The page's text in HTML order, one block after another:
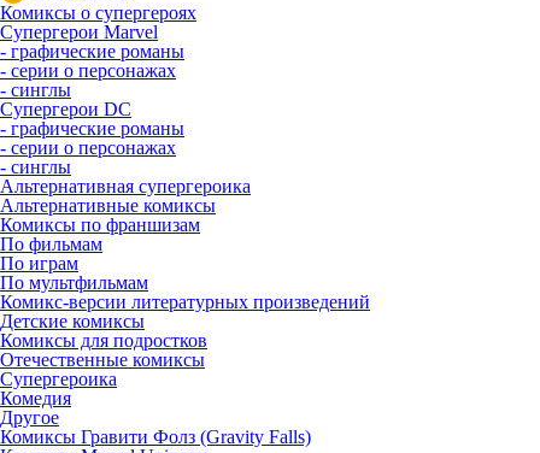
Комиксы о супергероях
Супергерои Marvel
- графические романы
- серии о персонажах
- синглы
Супергерои DC
- графические романы
- серии о персонажах
- синглы
Альтернативная супергероика
Альтернативные комиксы
Комиксы по франшизам
По фильмам
По играм
По мультфильмам
Комикс-версии литературных произведений
Детские комиксы
Комиксы для подростков
Отечественные комиксы
Супергероика
Комедия
Другое
Комиксы Гравити Фолз (Gravity Falls)